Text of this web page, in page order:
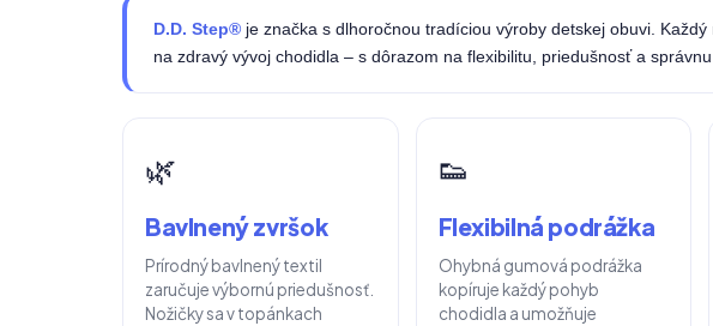
D.D. Step® je značka s dlhoročnou tradíciou výroby detskej obuvi.
na zdravý vývoj chodidla – s dôrazom na flexibilitu, priedušnosť a
🌿
Bavlnený zvršok
Prírodný bavlnený textil
zaručuje výbornú priedušnosť.
Nožičky sa v topánkach
👟
Flexibilná podrážka
Ohybná gumová podrážka
kopíruje každý pohyb
chodidla a umožňuje